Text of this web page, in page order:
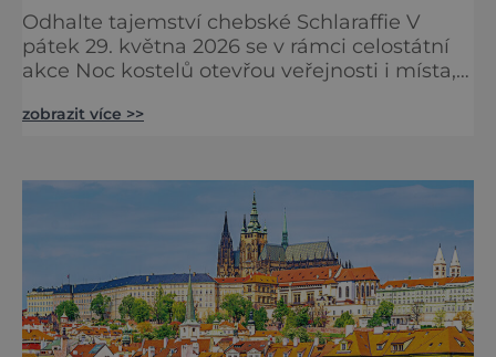
Odhalte tajemství chebské Schlaraffie V
pátek 29. května 2026 se v rámci celostátní
akce Noc kostelů otevřou veřejnosti i místa,
nejzajímavějších bude bezesporu Husův
večer plný historie, hudby, tajemství i
dobrodružství pro malé i velké návštěvníky.
Málokdo ví, že dnešní kos
zobrazit více >>